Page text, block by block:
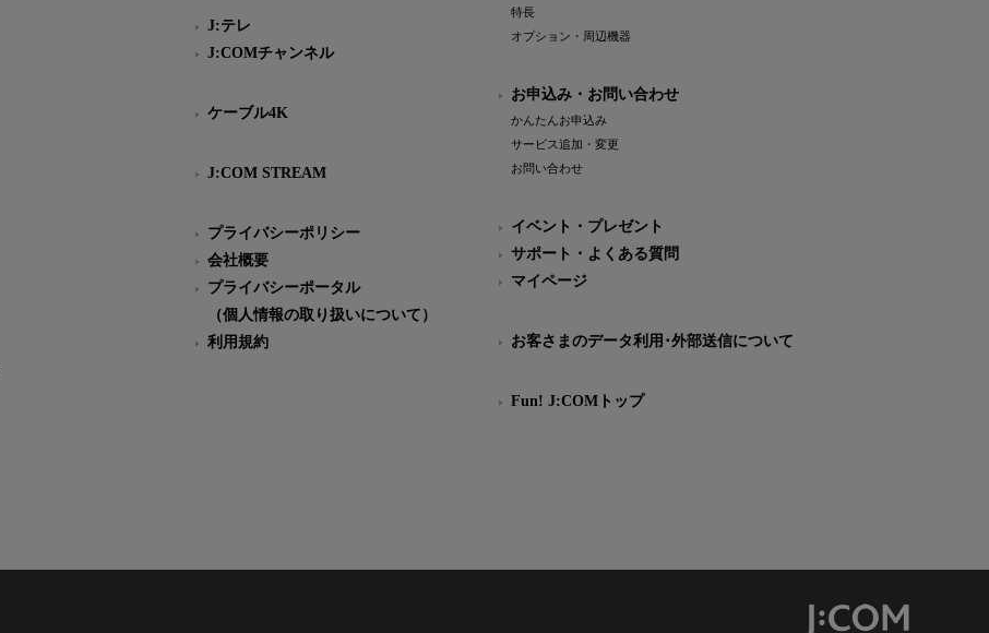
J:テレ
J:COMチャンネル
ケーブル4K
J:COM STREAM
プライバシーポリシー
会社概要
プライバシーポータル
（個人情報の取り扱いについて）
利用規約
特長
オプション・周辺機器
お申込み・お問い合わせ
かんたんお申込み
サービス追加・変更
お問い合わせ
イベント・プレゼント
サポート・よくある質問
マイページ
お客さまのデータ利用･外部送信について
Fun! J:COMトップ